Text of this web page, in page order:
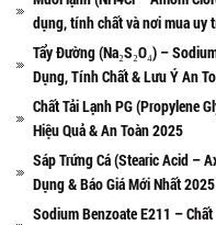
dụng, tính chất và nơi mua uy
Tẩy Đường (Na₂S₂O₄) –
Dụng, Tính Chất & Lưu Ý An
Chất Tải Lạnh PG (Propylene
Hiệu Quả & An Toàn 2025
Sáp Trứng Cá (Stearic Acid –
Dụng & Báo Giá Mới Nhất 2025
Sodium Benzoate E211 –